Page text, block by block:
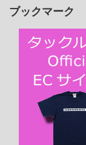
ブックマーク